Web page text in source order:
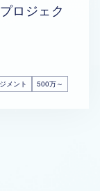
ロジェク
メント 500万～